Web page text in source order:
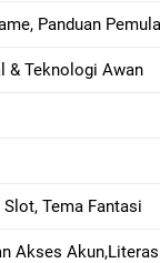
Panduan Pemula
& Teknologi Awan
Tema Fantasi
Akses